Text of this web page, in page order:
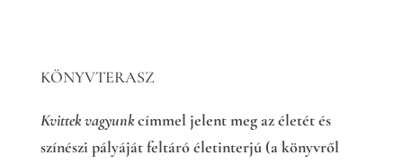
KÖNYVTERASZ
Kvittek vagyunkcímmel jelent meg az életét és
színészi pályáját feltáró életinterjú (a könyvről